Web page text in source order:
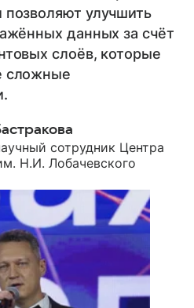
улучшить
данных за счёт
слоёв, которые
сложные
сотрудник Центра
Н.И. Лобачевского